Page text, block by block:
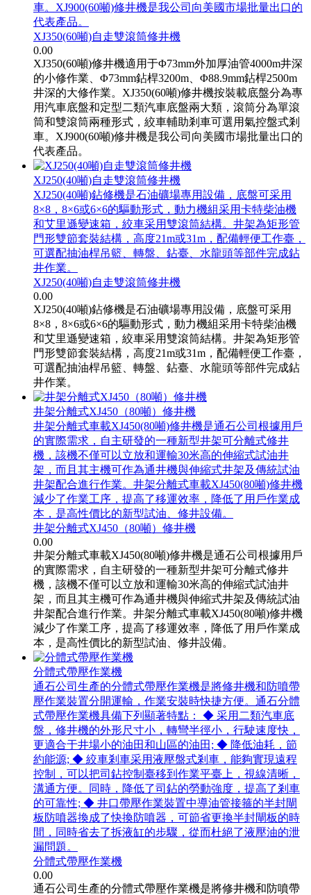
車。XJ900(60噸)修井機是我公司向美國市場批量出口的
代表產品。
XJ350(60噸)自走雙滾筒修井機
0.00
XJ350(60噸)修井機適用于Φ73mm外加厚油管4000m井深
的小修作業、Φ73mm鉆桿3200m、Φ88.9mm鉆桿2500m
井深的大修作業。XJ350(60噸)修井機按裝載底盤分為專
用汽車底盤和定型二類汽車底盤兩大類，滾筒分為單滾
筒和雙滾筒兩種形式，絞車輔助剎車可選用氣控盤式剎
車。XJ900(60噸)修井機是我公司向美國市場批量出口的
代表產品。
XJ250(40噸)自走雙滾筒修井機
XJ250(40噸)鉆修機是石油礦場專用設備，底盤可采用
8×8，8×6或6×6的驅動形式，動力機組采用卡特柴油機
和艾里遜變速箱，絞車采用雙滾筒結構。井架為矩形管
門形雙節套裝結構，高度21m或31m，配備輕便工作臺，
可選配抽油桿吊籃、轉盤、鉆臺、水龍頭等部件完成鉆
井作業。
XJ250(40噸)自走雙滾筒修井機
0.00
XJ250(40噸)鉆修機是石油礦場專用設備，底盤可采用
8×8，8×6或6×6的驅動形式，動力機組采用卡特柴油機
和艾里遜變速箱，絞車采用雙滾筒結構。井架為矩形管
門形雙節套裝結構，高度21m或31m，配備輕便工作臺，
可選配抽油桿吊籃、轉盤、鉆臺、水龍頭等部件完成鉆
井作業。
井架分離式XJ450（80噸）修井機
井架分離式車載XJ450(80噸)修井機是通石公司根據用戶
的實際需求，自主研發的一種新型井架可分離式修井
機，該機不僅可以立放和運輸30米高的伸縮式試油井
架，而且其主機可作為通井機與伸縮式井架及傳統試油
井架配合進行作業。井架分離式車載XJ450(80噸)修井機
減少了作業工序，提高了移運效率，降低了用戶作業成
本，是高性價比的新型試油、修井設備。
井架分離式XJ450（80噸）修井機
0.00
井架分離式車載XJ450(80噸)修井機是通石公司根據用戶
的實際需求，自主研發的一種新型井架可分離式修井
機，該機不僅可以立放和運輸30米高的伸縮式試油井
架，而且其主機可作為通井機與伸縮式井架及傳統試油
井架配合進行作業。井架分離式車載XJ450(80噸)修井機
減少了作業工序，提高了移運效率，降低了用戶作業成
本，是高性價比的新型試油、修井設備。
分體式帶壓作業機
通石公司生產的分體式帶壓作業機是將修井機和防噴帶
壓作業裝置分開運輸，作業安裝時快捷方便。通石分體
式帶壓作業機具備下列顯著特點： ◆ 采用二類汽車底
盤，修井機的外形尺寸小，轉彎半徑小，行駛速度快，
更適合于井場小的油田和山區的油田; ◆ 降低油耗，節
約能源; ◆ 絞車剎車采用液壓盤式剎車，能夠實現遠程
控制，可以把司鉆控制臺移到作業平臺上，視線清晰，
溝通方便。同時，降低了司鉆的勞動強度，提高了剎車
的可靠性; ◆ 井口帶壓作業裝置中導油管接箍的半封閘
板防噴器換成了快換防噴器，可節省更換半封閘板的時
間，同時省去了拆液缸的步驟，從而杜絕了液壓油的泄
漏問題。
分體式帶壓作業機
0.00
通石公司生產的分體式帶壓作業機是將修井機和防噴帶